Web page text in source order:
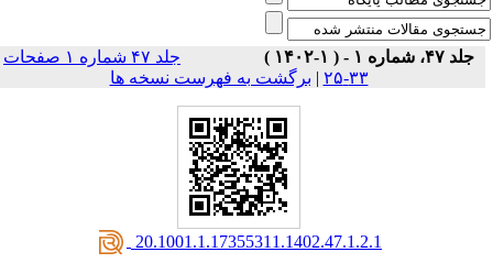
جلد ۴۷، شماره ۱ - ( ۱-۱۴۰۲ )
جلد ۴۷ شماره ۱ صفحات
۳۳-۲۵
|برگشت به فهرست نسخه ها
‎ 20.1001.1.17355311.1402.47.1.2.1